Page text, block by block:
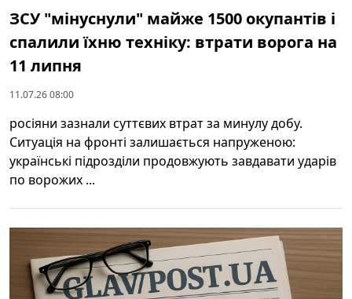
ЗСУ "мінуснули" майже 1500 окупантів і
спалили їхню техніку: втрати ворога на
11 липня
11.07.26 08:00
росіяни зазнали суттєвих втрат за минулу добу.
Ситуація на фронті залишається напруженою:
українські підрозділи продовжують завдавати ударів
по ворожих ...